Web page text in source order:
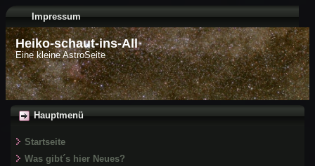
Impressum
Heiko-schaut-ins-All
Eine kleine AstroSeite
Hauptmenü
Startseite
Was gibt´s hier Neues?